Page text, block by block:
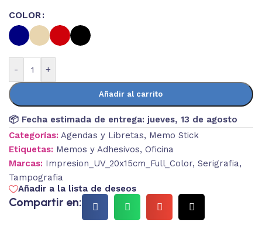
COLOR
- +
Añadir al carrito
📦 Fecha estimada de entrega: jueves, 13 de agosto
Categorías: Agendas y Libretas, Memo Stick
Etiquetas: Memos y Adhesivos, Oficina
Marcas: Impresion_UV_20x15cm_Full_Color, Serigrafia,
Tampografia
Añadir a la lista de deseos
Compartir en: